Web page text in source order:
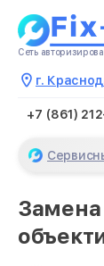
Сеть
г.
+7 (861)